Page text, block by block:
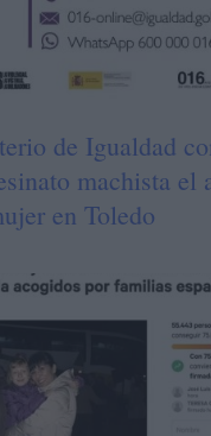
de Igualdad
machista el
en Toledo